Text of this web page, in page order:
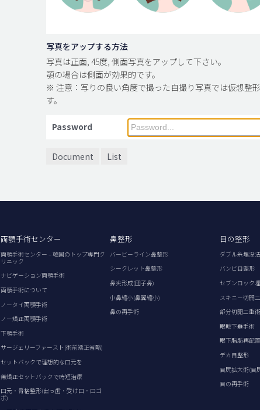
写真をアップする方法
写真は正面, 45度, 側面写真をアップして下さい。
顎の場合は側面が効果的です。
※ 注意：写りの良い角度で撮った自撮り写真では仮想整
す。
Password
Document List
両顎手術センター
両顎手術センター – 韓国のトップ専門ク
リニック
ナビゲーション両顎手術
両顎手術について
ノータイ両顎手術
ノー矯正両顎手術
下顎手術
サージェリーファースト(術前矯正省略)
セットバックで理想的な口元を
無矯正セットバックで時短治療
口元・骨格整形(出っ歯・受け口・口ゴ
ボ)
鼻整形
バービーライン鼻整形
シークレット鼻整形
鼻尖形成(団子鼻)
小鼻縮小(鼻翼縮小)
鼻の再手術
目の整形
ダブル糸埋没法
バンビ目整形
セブンロック
スキニー切開
部分切開二重術
眼瞼下垂手術
眼下脂肪再配
デカ目整形
目尻拡大術(目
目の再手術